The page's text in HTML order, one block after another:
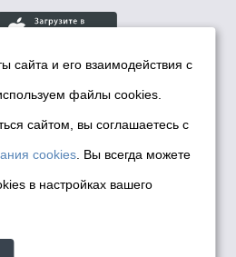
политики мэрии
2026
Cookies
персональных
системах
сайта -
сайта и его взаимодействия с
файлы cookies.
сайтом, вы соглашаетесь с
cookies . Вы всегда можете
в настройках вашего